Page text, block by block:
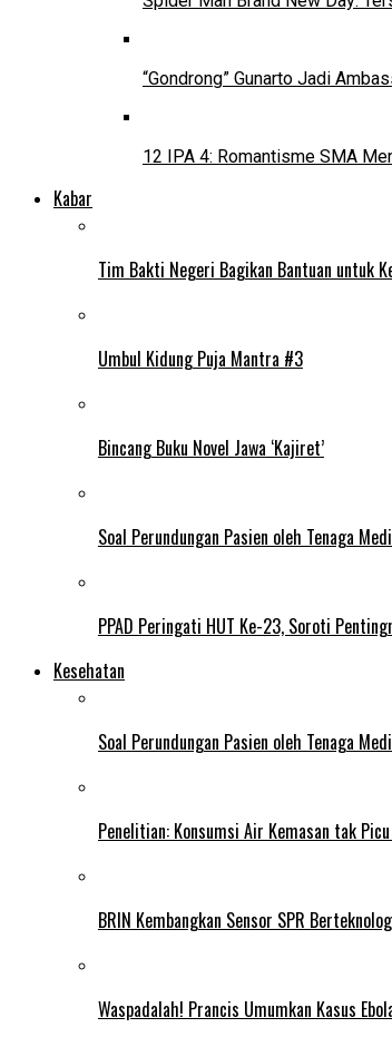
“Gondrong” Gunarto Jadi
12 IPA 4: Romantisme SMA
Kabar
Tim Bakti Negeri Bagikan Bantuan untuk
Umbul Kidung Puja Mantra #3
Bincang Buku Novel Jawa ‘Kajiret’
Soal Perundungan Pasien oleh Tenaga
PPAD Peringati HUT Ke-23, Soroti
Kesehatan
Soal Perundungan Pasien oleh Tenaga
Penelitian: Konsumsi Air Kemasan tak
BRIN Kembangkan Sensor SPR
Waspadalah! Prancis Umumkan Kasus